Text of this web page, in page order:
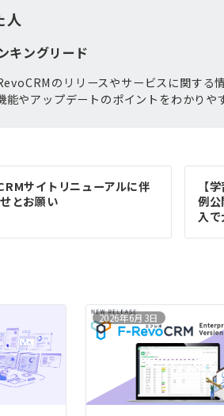
人
キングリード
のリリースやサービスに関する
能やアップデートのポイントをわかりや
サイトリニューアルに伴
とお願い
【
例
入
2026年6月3日